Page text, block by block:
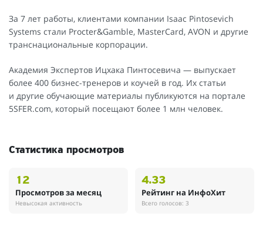
За 7 лет работы, клиентами компании Isaac Pintosevich
Systems стали Procter&Gamble, MasterCard, AVON и другие
транснациональные корпорации.
Академия Экспертов Ицхака Пинтосевича — выпускает
более 400 бизнес-тренеров и коучей в год. Их статьи
и другие обучающие материалы публикуются на портале
5SFER.com, который посещают более 1 млн человек.
Статистика просмотров
12
Просмотров за месяц
Невысокая активность
4.33
Рейтинг на ИнфоХит
Всего голосов: 3